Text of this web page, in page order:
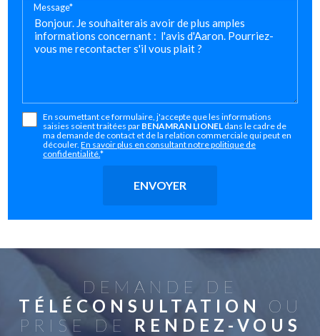
Message*
En soumettant ce formulaire, j'accepte que les informations
saisies soient traitées par BENAMRAN LIONEL dans le cadre de
ma demande de contact et de la relation commerciale qui peut en
découler.En savoir plus en consultant notre politique de
confidentialité.*
DEMANDE DE
TÉLÉCONSULTATION OU
PRISE DE
RENDEZ-VOUS